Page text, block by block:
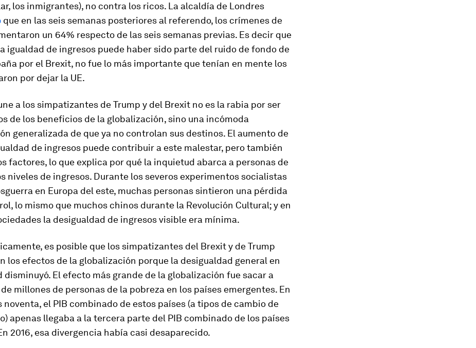
los inmigrantes), no contra los ricos. La alcaldía de Londres
que en las seis semanas posteriores al referendo, los crímenes de
un 64% respecto de las seis semanas previas. Es decir que
igualdad de ingresos puede haber sido parte del ruido de fondo de
por el Brexit, no fue lo más importante que tenían en mente los
por dejar la UE.
a los simpatizantes de Trump y del Brexit no es la rabia por ser
de los beneficios de la globalización, sino una incómoda
generalizada de que ya no controlan sus destinos. El aumento de
de ingresos puede contribuir a este malestar, pero también
factores, lo que explica por qué la inquietud abarca a personas de
niveles de ingresos. Durante los severos experimentos socialistas
en Europa del este, muchas personas sintieron una pérdida
lo mismo que muchos chinos durante la Revolución Cultural; y en
la desigualdad de ingresos visible era mínima.
es posible que los simpatizantes del Brexit y de Trump
los efectos de la globalización porque la desigualdad general en
disminuyó. El efecto más grande de la globalización fue sacar a
millones de personas de la pobreza en los países emergentes. En
noventa, el PIB combinado de estos países (a tipos de cambio de
apenas llegaba a la tercera parte del PIB combinado de los países
2016, esa divergencia había casi desaparecido.